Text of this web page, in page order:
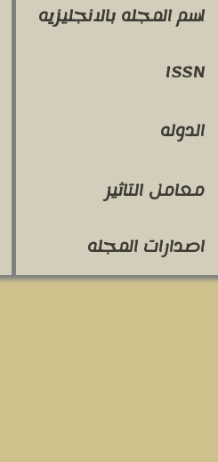
اسم المجله بالانجليزيه
ISSN
الدوله
معامل التاثير
اصدارات المجله